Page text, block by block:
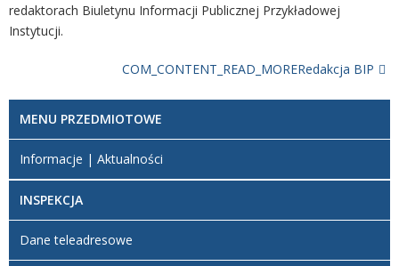
redaktorach Biuletynu Informacji Publicznej Przykładowej
Instytucji.
COM_CONTENT_READ_MORERedakcja BIP
MENU PRZEDMIOTOWE
Informacje | Aktualności
INSPEKCJA
Dane teleadresowe